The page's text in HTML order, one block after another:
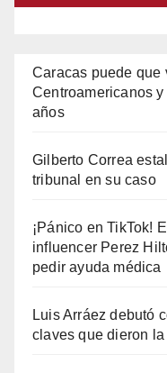
Caracas puede que
Centroamericanos
años
Gilberto Correa
tribunal en su caso
¡Pánico en TikTok!
influencer Perez
pedir ayuda médica
Luis Arráez debutó
claves que dieron